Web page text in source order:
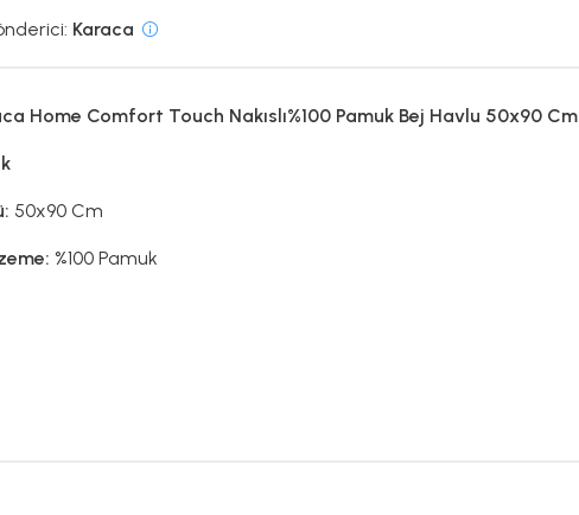
Karaca
Home Comfort Touch Nakıslı%100 Pamuk Bej Havlu 50x90 Cm
50x90 Cm
%100 Pamuk